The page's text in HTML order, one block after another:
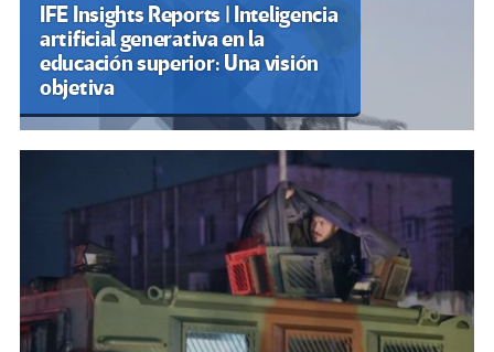
IFE Insights Reports | Inteligencia
artificial generativa en la
educación superior: Una visión
objetiva